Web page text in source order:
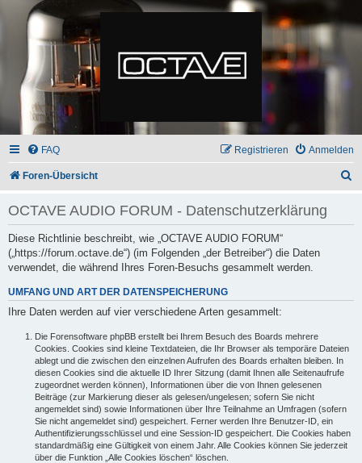
FAQ Anmelden
Registrieren
Foren-Übersicht
OCTAVE AUDIO FORUM - Datenschutzerklärung
Diese Richtlinie beschreibt, wie „OCTAVE AUDIO FORUM“
(„https://forum.octave.de“) (im Folgenden „der Betreiber“) die Daten
verwendet, die während Ihres Foren-Besuchs gesammelt werden.
UMFANG UND ART DER DATENSPEICHERUNG
Ihre Daten werden auf vier verschiedene Arten gesammelt:
Die Forensoftware phpBB erstellt bei Ihrem Besuch des Boards mehrere
Cookies. Cookies sind kleine Textdateien, die Ihr Browser als temporäre Dateien
ablegt und die zwischen den einzelnen Aufrufen des Boards erhalten bleiben. In
diesen Cookies sind die aktuelle ID Ihrer Sitzung (damit Ihnen alle Seitenaufrufe
zugeordnet werden können), Informationen über die von Ihnen gelesenen
Beiträge (zur Markierung dieser als gelesen/ungelesen; sofern Sie nicht
angemeldet sind) sowie Informationen über Ihre Teilnahme an Umfragen (sofern
Sie nicht angemeldet sind) gespeichert. Ferner werden Ihre Benutzer-ID, ein
Authentifizierungsschlüssel und eine Session-ID gespeichert. Die Cookies haben
standardmäßig eine Gültigkeit von einem Jahr. Alle Cookies können Sie jederzeit
über die Funktion „Alle Cookies löschen“ löschen.